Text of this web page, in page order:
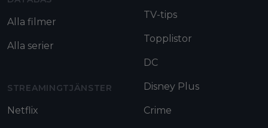
Alla filmer
Alla serier
STREAMINGTJÄNSTER
Netflix
TV-tips
Topplistor
DC
Disney Plus
Crime